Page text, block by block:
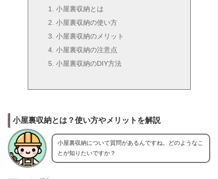
小屋裏収納とは
小屋裏収納の使い方
小屋裏収納のメリット
小屋裏収納の注意点
小屋裏収納のDIY方法
小屋裏収納とは？使い方やメリットを解説
小屋裏収納について質問があるんですね。どのようなこ
とが知りたいですか？